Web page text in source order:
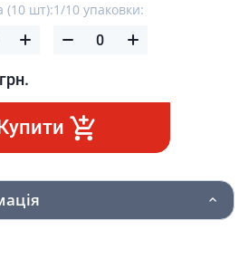
(10 шт):
грн.
1/10 упаковки: